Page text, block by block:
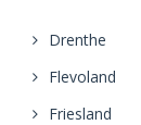
Drenthe
Flevoland
Friesland